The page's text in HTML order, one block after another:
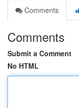
Comments
Comments
Submit a Comment
No HTML